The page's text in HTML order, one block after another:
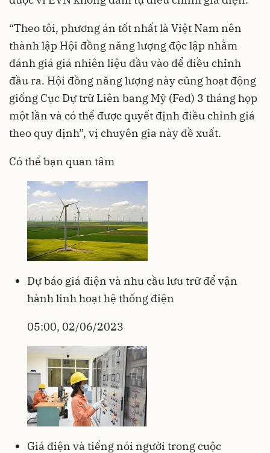
“Theo tôi, phương án tốt nhất là Việt Nam nên
thành lập Hội đồng năng lượng độc lập nhằm
đánh giá giá nhiên liệu đầu vào để điều chỉnh
đầu ra. Hội đồng năng lượng này cũng hoạt động
giống Cục Dự trữ Liên bang Mỹ (Fed) 3 tháng họp
một lần và có thể được quyết định điều chỉnh giá
theo quy định”, vị chuyên gia này đề xuất.
Có thể bạn quan tâm
Dự báo giá điện và nhu cầu lưu trữ để vận
hành linh hoạt hệ thống điện
05:00, 02/06/2023
Giá điện và tiếng nói người trong cuộc